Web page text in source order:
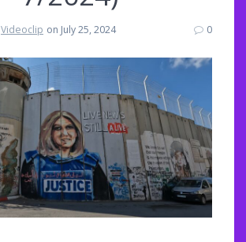
Videoclip on July 25, 2024 0